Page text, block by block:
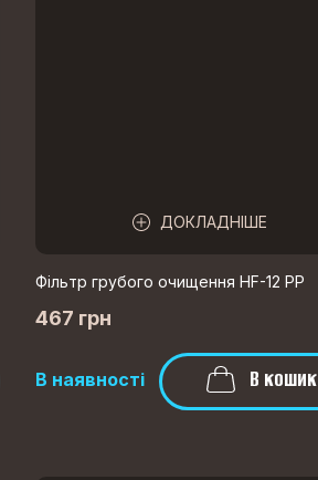
ДОКЛАДНІШЕ
Фільтр грубого очищення HF-12 PP
467 грн
В наявності В кошик